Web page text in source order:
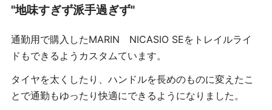
"地味すぎず派手過ぎず"
通勤用で購入したMARIN NICASIO SEをトレイルライ
ドもできるようカスタムています。
タイヤを太くしたり、ハンドルを長めのものに変えたこ
とで通勤もゆったり快適にできるようになりました。